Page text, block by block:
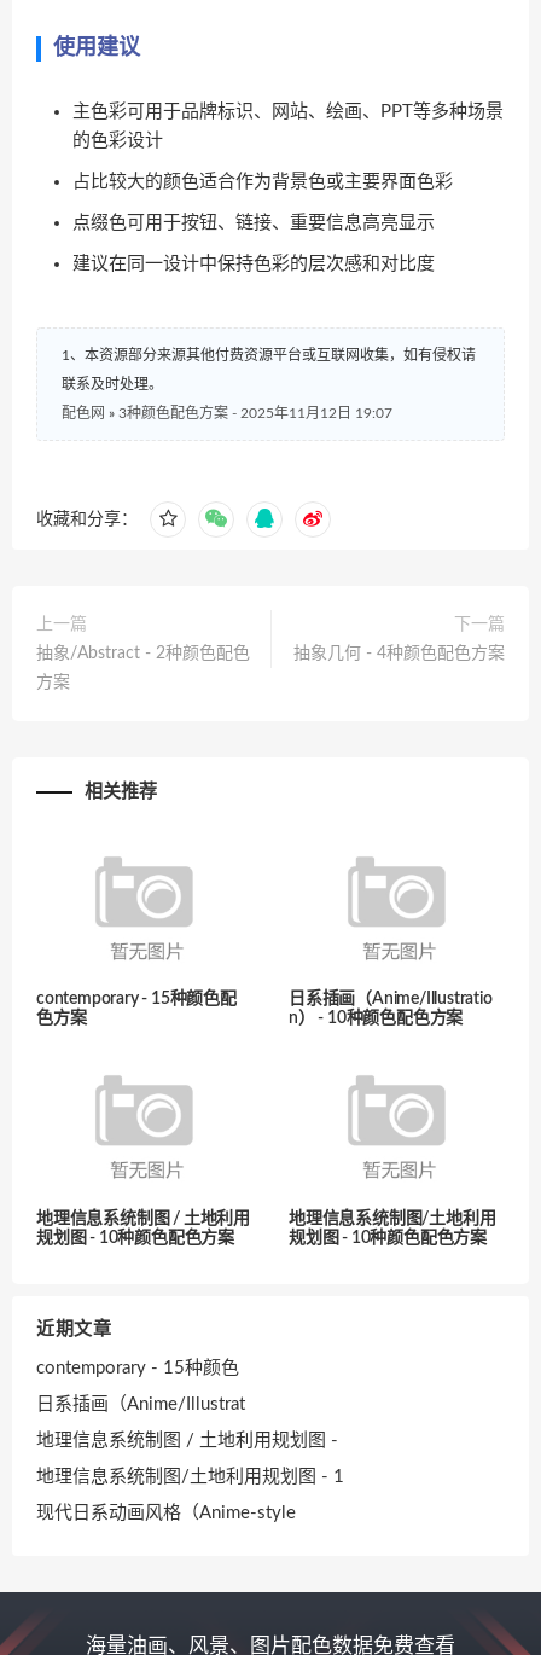
使用建议
主色彩可用于品牌标识、网站、绘画、PPT等多种场景
的色彩设计
占比较大的颜色适合作为背景色或主要界面色彩
点缀色可用于按钮、链接、重要信息高亮显示
建议在同一设计中保持色彩的层次感和对比度
1、本资源部分来源其他付费资源平台或互联网收集，如有侵权请
联系及时处理。
配色网 » 3种颜色配色方案 - 2025年11月12日 19:07
收藏和分享：
上一篇
抽象/Abstract - 2种颜色配色
方案
下一篇
抽象几何 - 4种颜色配色方案
相关推荐
contemporary - 15种颜色配
色方案
日系插画（Anime/Illustratio
n） - 10种颜色配色方案
地理信息系统制图 / 土地利用
规划图 - 10种颜色配色方案
地理信息系统制图/土地利用
规划图 - 10种颜色配色方案
近期文章
contemporary - 15种颜色
日系插画（Anime/Illustrat
地理信息系统制图 / 土地利用规划图 -
地理信息系统制图/土地利用规划图 - 1
现代日系动画风格（Anime-style
海量油画、风景、图片配色数据免费查看